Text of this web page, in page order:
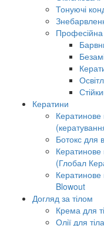
Тонуючі
Кератини
Ботокс для
(Глобал
Blowout
Догляд за тілом
Крема для
Олії для тіла